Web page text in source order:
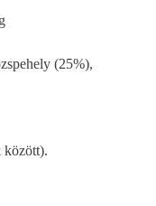
(25%),
között).